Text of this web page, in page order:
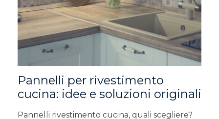
Pannelli per rivestimento
cucina: idee e soluzioni originali
Pannelli rivestimento cucina, quali scegliere?